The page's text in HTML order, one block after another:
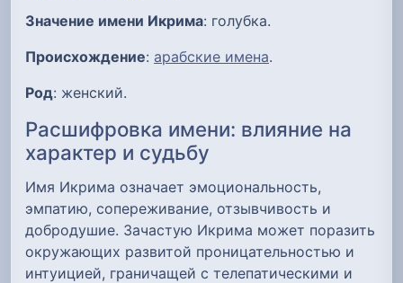
Значение имени Икрима: голубка.
Происхождение: арабские имена.
Род: женский.
Расшифровка имени: влияние на
характер и судьбу
Имя Икрима означает эмоциональность,
эмпатию, сопереживание, отзывчивость и
добродушие. Зачастую Икрима может поразить
окружающих развитой проницательностью и
интуицией, граничащей с телепатическими и